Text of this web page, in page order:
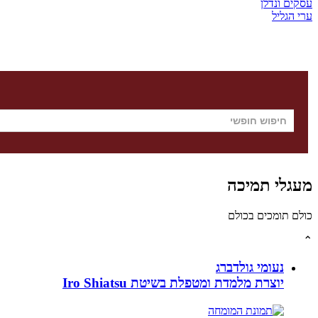
עסקים ונדלן
ערי הגליל
מעגלי תמיכה
כולם תומכים בכולם
⌃
נעומי גולדברג
יוצרת מלמדת ומטפלת בשיטת Iro Shiatsu